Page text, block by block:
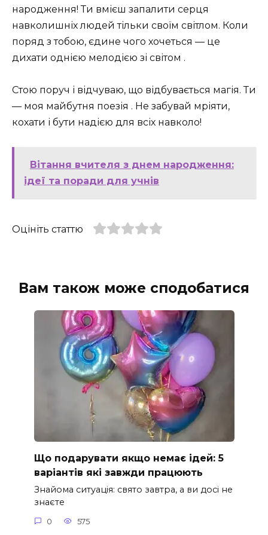
народження! Ти вмієш запалити серця
навколишніх людей тільки своїм світлом. Коли
поряд з тобою, єдине чого хочеться — це
дихати однією мелодією зі світом .
Стою поруч і відчуваю, що відбувається магія. Ти
— моя майбутня поезія . Не забувай мріяти,
кохати і бути надією для всіх навколо!
Вітання вчителя з днем народження:
ідеї та поради для учнів
Оцініть статтю
Вам також може сподобатися
Що подарувати якщо немає ідей: 5
варіантів які завжди працюють
Знайома ситуація: свято завтра, а ви досі не
знаєте
0 575